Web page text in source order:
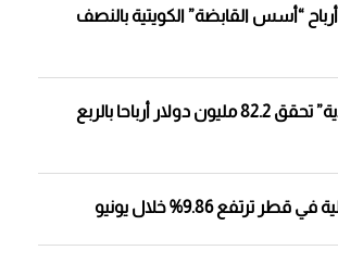
أرباح “أسس القابضة” الكويتية بالنصف
“أكوا السعودية” تحقق 82.2 مليون دولار أرباحا بالربع
ترتفع 9.86% خلال يونيو